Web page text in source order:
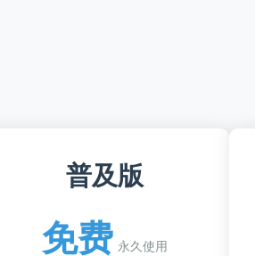
普及版
免费 永久使用